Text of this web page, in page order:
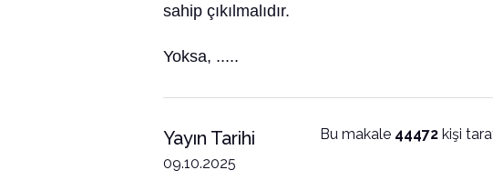
sahip çıkılmalıdır.
Yoksa, .....
Yayın Tarihi
09.10.2025
Bu makale 44472kişi